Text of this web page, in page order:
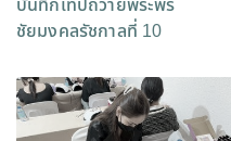
บันทึกเทปถวายพระพร
ชัยมงคลรัชกาลที่ 10